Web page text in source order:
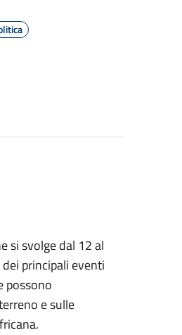
si svolge dal 12 al
principali eventi
possono
e sulle